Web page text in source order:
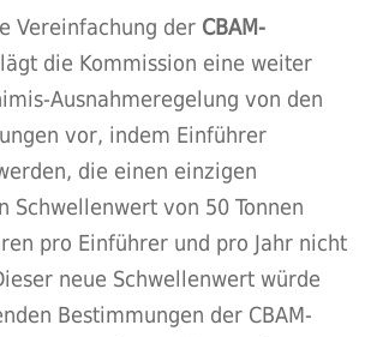
Vereinfachung der CBAM-
die Kommission eine weiter
Ausnahmeregelung von den
vor, indem Einführer
die einen einzigen
Schwellenwert von 50 Tonnen
pro Einführer und pro Jahr nicht
neue Schwellenwert würde
Bestimmungen der CBAM-